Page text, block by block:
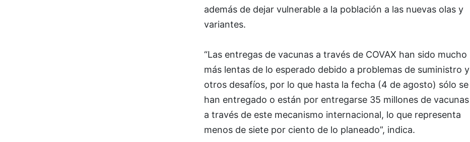
además de dejar vulnerable a la población a las nuevas olas y
variantes.
“Las entregas de vacunas a través de COVAX han sido mucho
más lentas de lo esperado debido a problemas de suministro y
otros desafíos, por lo que hasta la fecha (4 de agosto) sólo se
han entregado o están por entregarse 35 millones de vacunas
a través de este mecanismo internacional, lo que representa
menos de siete por ciento de lo planeado”, indica.